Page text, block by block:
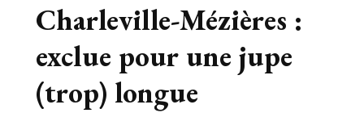
Charleville-Mézières :
exclue pour une jupe
(trop) longue